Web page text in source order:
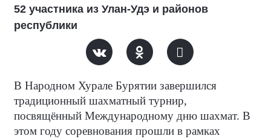
52 участника из Улан-Удэ и районов
республики
В Народном Хурале Бурятии завершился
традиционный шахматный турнир,
посвящённый Международному дню шахмат. В
этом году соревнования прошли в рамках